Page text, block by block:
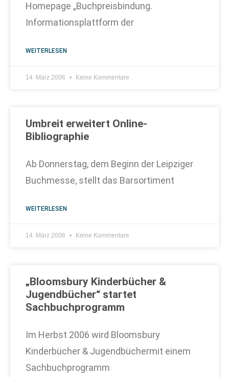
Homepage „Buchpreisbindung.
Informationsplattform der
WEITERLESEN
14. März 2006 Keine Kommentare
Umbreit erweitert Online-
Bibliographie
Ab Donnerstag, dem Beginn der Leipziger
Buchmesse, stellt das Barsortiment
WEITERLESEN
14. März 2006 Keine Kommentare
„Bloomsbury Kinderbücher &
Jugendbücher“ startet
Sachbuchprogramm
Im Herbst 2006 wird Bloomsbury
Kinderbücher & Jugendbüchermit einem
Sachbuchprogramm